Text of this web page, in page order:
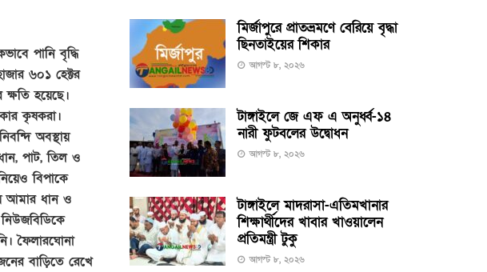
পানি বৃদ্ধি
৬০১ হেক্টর
হয়েছে।
কৃষকরা।
অবস্থায়
পাট, তিল ও
বিপাকে
আমার ধান ও
ফৈলারঘোনা
বাড়িতে রেখে
মির্জাপুরে প্রাতভ্রমণে বেরিয়ে বৃদ্ধা
ছিনতাইয়ের শিকার
আগস্ট ৮, ২০২৬
টাঙ্গাইলে জে এফ এ অনুর্ধ্ব-১৪
নারী ফুটবলের উদ্বোধন
আগস্ট ৮, ২০২৬
টাঙ্গাইলে মাদরাসা-এতিমখানার
শিক্ষার্থীদের খাবার খাওয়ালেন
প্রতিমন্ত্রী টুকু
আগস্ট ৮, ২০২৬